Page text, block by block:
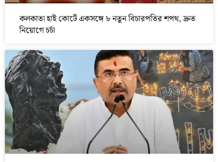
কলকাতা হাই কোর্টে একসঙ্গে ৮ নতুন বিচারপতির শপথ, দ্রুত
নিয়োগে চর্চা